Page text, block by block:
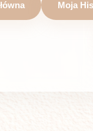
Moja